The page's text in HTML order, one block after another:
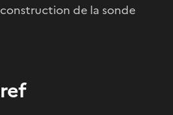
construction de la sonde